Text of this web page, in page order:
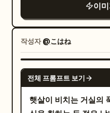
니다. 한 손에는 디저
작은 숟가락을 들고
한
다. 여성은 몸을 살짝 앞으로 숙여 아이스크림
을 먹기 위해 입을 벌
남성을 바라보거나 잠
하세요. 남성은 부드럽
낌의 나무 커피 카운터
에는 병, 컵, 항아리,
별 모양 조명, 담쟁이
체에는 Starlight
보입니다. 총 4명의 주
카운터 뒤에서 커피를
차림의 금발 여성 바리
앉아 뒤를 돌아보는 흰
이
작성자@こはね
전체 프롬프트 보기
햇살이 비치는 거실의